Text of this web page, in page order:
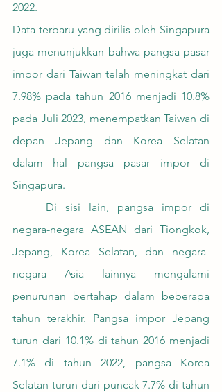
2022.
Data terbaru yang dirilis oleh Singapura
juga menunjukkan bahwa pangsa pasar
impor dari Taiwan telah meningkat dari
7.98% pada tahun 2016 menjadi 10.8%
pada Juli 2023, menempatkan Taiwan di
depan Jepang dan Korea Selatan
dalam hal pangsa pasar impor di
Singapura.
negara-negara ASEAN dari Tiongkok,
Jepang, Korea Selatan, dan negara-
negara Asia lainnya mengalami
penurunan bertahap dalam beberapa
tahun terakhir. Pangsa impor Jepang
turun dari 10.1% di tahun 2016 menjadi
7.1% di tahun 2022, pangsa Korea
Selatan turun dari puncak 7.7% di tahun